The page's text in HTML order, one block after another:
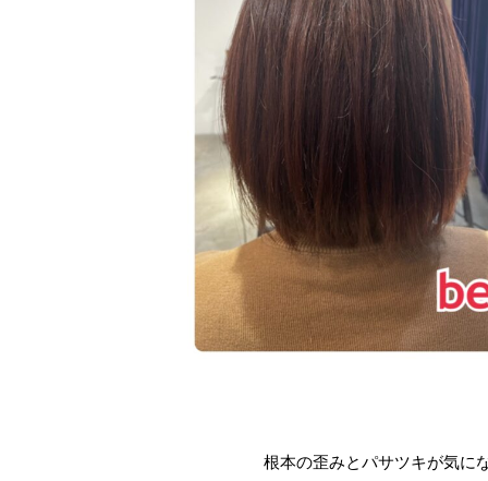
根本の歪みとパサツキが気に